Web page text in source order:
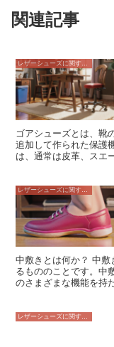
関連記事
ゴアシューズとは、靴
追加して作られた保護
は、通常は皮革、スエ
または登山靴など、保
ュアルな靴にも使われることがあり
は、つま先とかかとを
靴が当たっているので
ズは、つま先や踵にし
のリスクを軽減するこ
踵を踏まれたりする危
す。
中敷きとは何か？ 中敷きは、靴の中に入れ、足との接触面を改善す
るもののことです。中
のさまざまな機能を持
で、靴を購入した際に
は、靴のサイズや形